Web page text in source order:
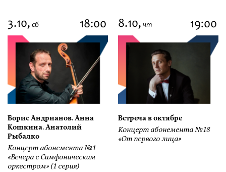
3.10, сб 18:00
Борис Андрианов. Анна
Кошкина. Анатолий
Рыбалко
Концерт абонемента №1
«Вечера с Симфоническим
оркестром» (1 серия)
8.10, чт 19:00
Встреча в октябре
Концерт абонемента №18
«От первого лица»